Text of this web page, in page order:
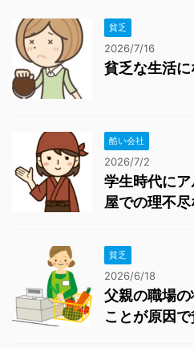
貧乏
2026/7/16
貧乏な生活に
酷い会社
2026/7/2
学生時代に
屋での理不
貧乏
2026/6/18
父親の職場
ことが原因